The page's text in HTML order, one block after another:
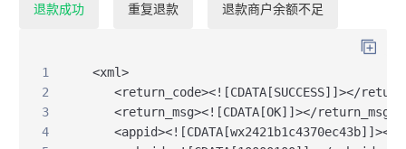
退款成功 重复退款 退款商户余额不足
1
<xml>
2
<return_code><![CDATA[SUCCESS]]></
3
<return_msg><![CDATA[OK]]></return_msg>
4
<appid><![CDATA[wx2421b1c4370ec43b]]></